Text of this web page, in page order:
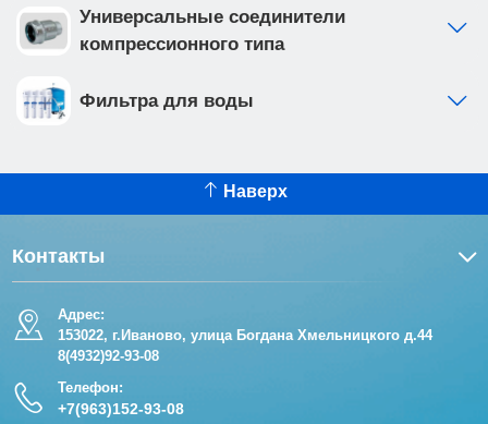
Универсальные соединители
компрессионного типа
Фильтра для воды
Наверх
Контакты
Адрес:
153022, г.Иваново, улица Богдана Хмельницкого д.44
8(4932)92-93-08
Телефон:
+7(963)152-93-08